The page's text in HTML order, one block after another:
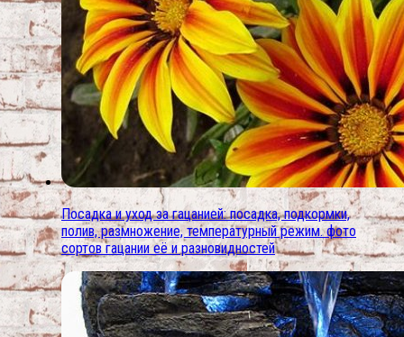
Посадка и уход за гацанией: посадка, подкормки,
полив, размножение, температурный режим. фото
сортов гацании её и разновидностей